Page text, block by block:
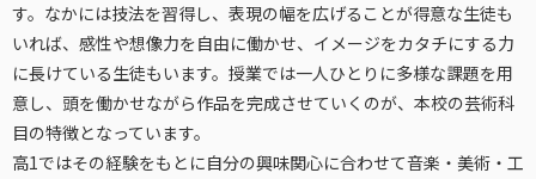
す。なかには技法を習得し、表現の幅を広げることが得意な生徒も
いれば、感性や想像力を自由に働かせ、イメージをカタチにする力
に長けている生徒もいます。授業では一人ひとりに多様な課題を用
意し、頭を働かせながら作品を完成させていくのが、本校の芸術科
目の特徴となっています。
高1ではその経験をもとに自分の興味関心に合わせて音楽・美術・工